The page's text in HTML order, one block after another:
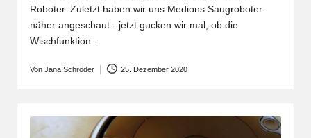
Roboter. Zuletzt haben wir uns Medions Saugroboter
näher angeschaut - jetzt gucken wir mal, ob die
Wischfunktion…
Von Jana Schröder 25. Dezember 2020